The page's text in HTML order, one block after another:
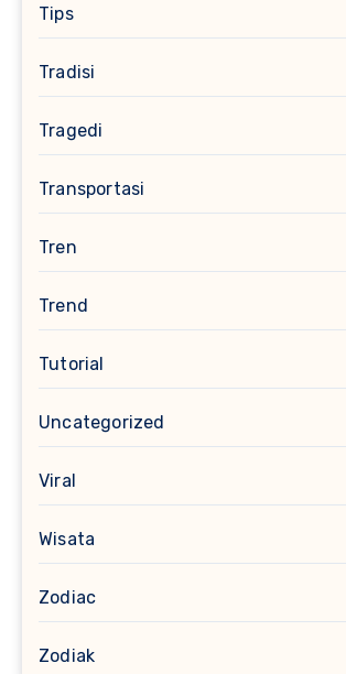
Tips
Tradisi
Tragedi
Transportasi
Tren
Trend
Tutorial
Uncategorized
Viral
Wisata
Zodiac
Zodiak